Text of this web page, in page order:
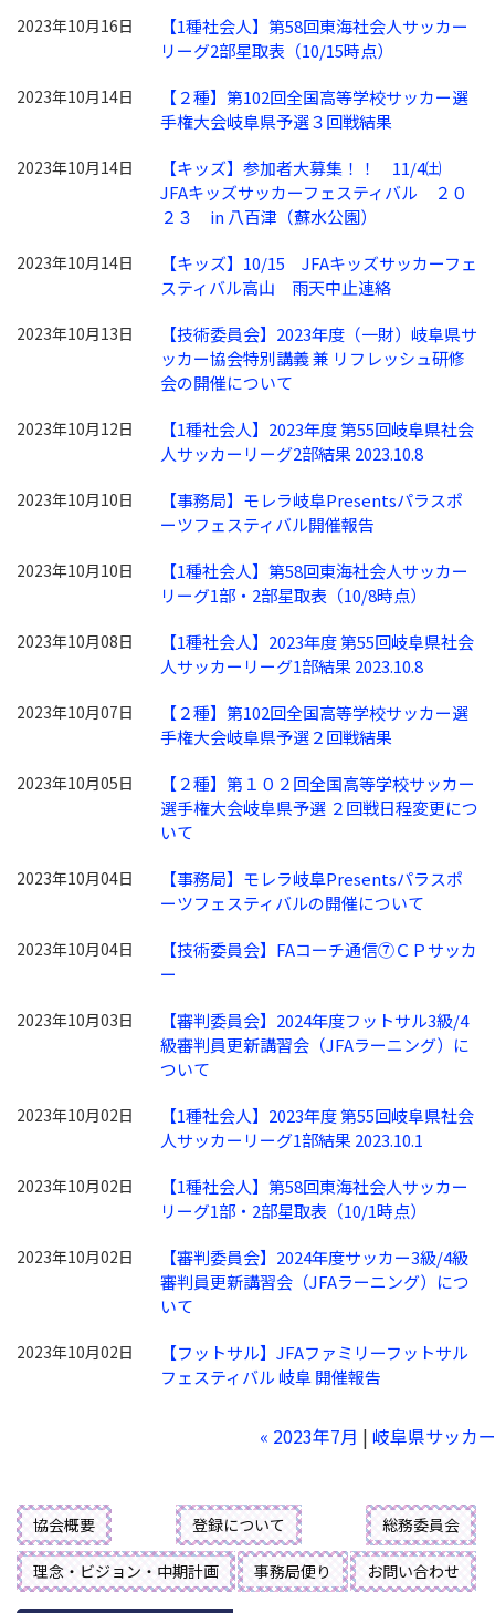
2023年10月16日
【1種社会人】第58回東海社会人サッカー
リーグ2部星取表（10/15時点）
2023年10月14日
【２種】第102回全国高等学校サッカー選
手権大会岐阜県予選３回戦結果
2023年10月14日
【キッズ】参加者大募集！！ 11/4㈯
JFAキッズサッカーフェスティバル ２０
２３ in 八百津（蘇水公園）
2023年10月14日
【キッズ】10/15 JFAキッズサッカーフェ
スティバル高山 雨天中止連絡
2023年10月13日
【技術委員会】2023年度（一財）岐阜県サ
ッカー協会特別講義 兼 リフレッシュ研修
会の開催について
2023年10月12日
【1種社会人】2023年度 第55回岐阜県社会
人サッカーリーグ2部結果 2023.10.8
2023年10月10日
【事務局】モレラ岐阜Presentsパラスポ
ーツフェスティバル開催報告
2023年10月10日
【1種社会人】第58回東海社会人サッカー
リーグ1部・2部星取表（10/8時点）
2023年10月08日
【1種社会人】2023年度 第55回岐阜県社会
人サッカーリーグ1部結果 2023.10.8
2023年10月07日
【２種】第102回全国高等学校サッカー選
手権大会岐阜県予選２回戦結果
2023年10月05日
【２種】第１０２回全国高等学校サッカー
選手権大会岐阜県予選 ２回戦日程変更につ
いて
2023年10月04日
【事務局】モレラ岐阜Presentsパラスポ
ーツフェスティバルの開催について
2023年10月04日
【技術委員会】FAコーチ通信⑦ＣＰサッカ
ー
2023年10月03日
【審判委員会】2024年度フットサル3級/4
級審判員更新講習会（JFAラーニング）に
ついて
2023年10月02日
【1種社会人】2023年度 第55回岐阜県社会
人サッカーリーグ1部結果 2023.10.1
2023年10月02日
【1種社会人】第58回東海社会人サッカー
リーグ1部・2部星取表（10/1時点）
2023年10月02日
【審判委員会】2024年度サッカー3級/4級
審判員更新講習会（JFAラーニング）につ
いて
2023年10月02日
【フットサル】JFAファミリーフットサル
フェスティバル 岐阜 開催報告
« 2023年7月 | 岐阜県サッカ
協会概要 登録について 総務委員会
理念・ビジョン・中期計画 事務局便り お問い合わせ